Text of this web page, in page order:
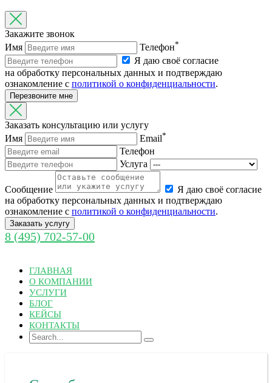
Закажите звонок
Имя
Телефон*
Я даю своё согласие
на обработку персональных данных и подтверждаю
ознакомление с политикой о конфиденциальности.
Перезвоните мне
Заказать консультацию или услугу
Имя
Email*
Телефон
Услуга
Cообщение
Я даю своё согласие
на обработку персональных данных и подтверждаю
ознакомление с политикой о конфиденциальности.
Заказать услугу
8 (495) 702-57-00
ГЛАВНАЯ
О КОМПАНИИ
УСЛУГИ
БЛОГ
КЕЙСЫ
КОНТАКТЫ